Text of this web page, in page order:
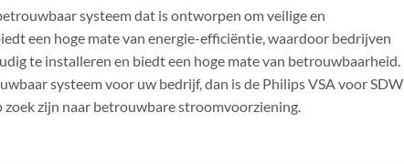
systeem dat is ontworpen om veilige en
een hoge mate van energie-efficiëntie, waardoor bedrijven
te installeren en biedt een hoge mate van betrouwbaarheid.
systeem voor uw bedrijf, dan is de Philips VSA voor SDW
zoek zijn naar betrouwbare stroomvoorziening.